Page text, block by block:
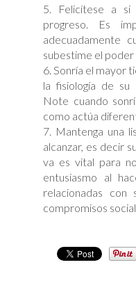
5. Felicítese a si
progreso. Es
adecuadamente
subestime el poder
6. Sonría el mayor
la fisiología de
Note cuando
como actúa
7. Mantenga una
alcanzar, es decir
va es vital para
entusiasmo al
relacionadas
compromisos